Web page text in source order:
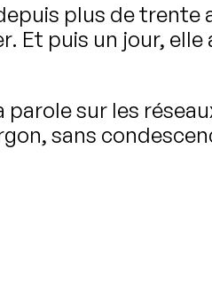
plus de trente
Et puis un jour,
sur les
sans